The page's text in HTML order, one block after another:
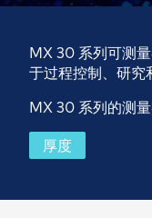
MX 30 系列可测
于过程控制、研究
MX 30 系列的测量
厚度